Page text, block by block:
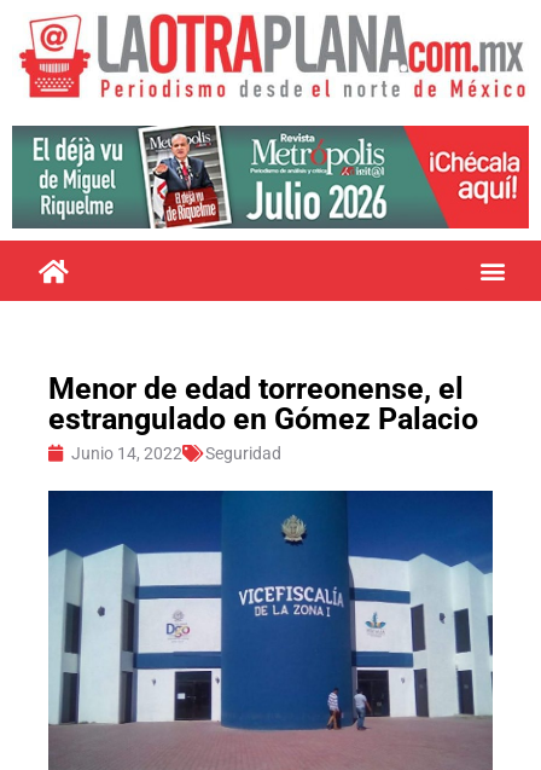
Menor de edad torreonense, el
estrangulado en Gómez Palacio
Junio 14, 2022 Seguridad